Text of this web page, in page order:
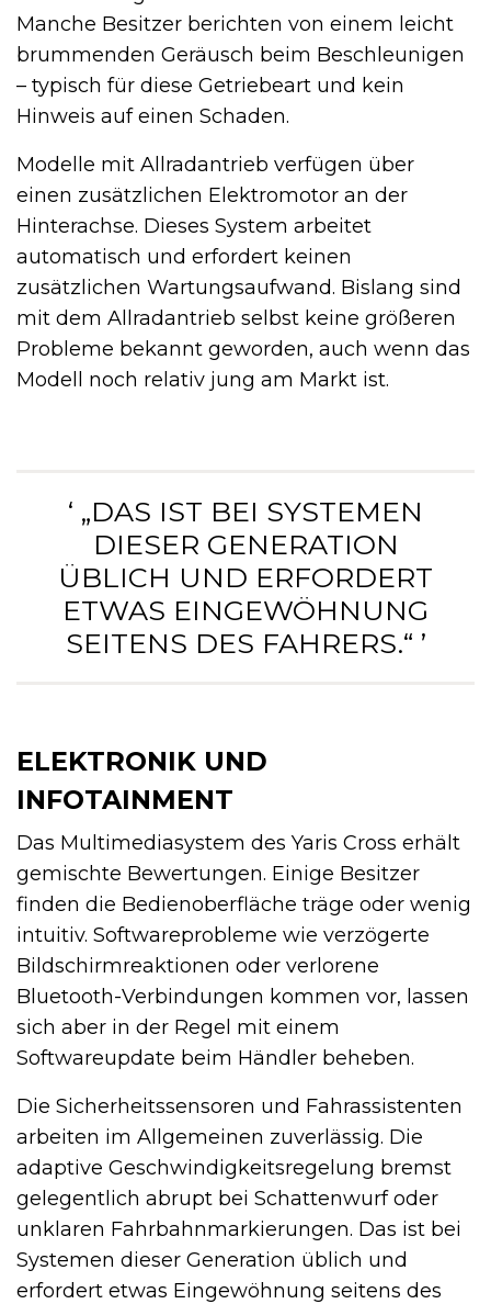
Manche Besitzer berichten von einem leicht
brummenden Geräusch beim Beschleunigen
– typisch für diese Getriebeart und kein
Hinweis auf einen Schaden.
Modelle mit Allradantrieb verfügen über
einen zusätzlichen Elektromotor an der
Hinterachse. Dieses System arbeitet
automatisch und erfordert keinen
zusätzlichen Wartungsaufwand. Bislang sind
mit dem Allradantrieb selbst keine größeren
Probleme bekannt geworden, auch wenn das
Modell noch relativ jung am Markt ist.
‘ „DAS IST BEI SYSTEMEN
DIESER GENERATION
ÜBLICH UND ERFORDERT
ETWAS EINGEWÖHNUNG
SEITENS DES FAHRERS.“ ’
ELEKTRONIK UND
INFOTAINMENT
Das Multimediasystem des Yaris Cross erhält
gemischte Bewertungen. Einige Besitzer
finden die Bedienoberfläche träge oder wenig
intuitiv. Softwareprobleme wie verzögerte
Bildschirmreaktionen oder verlorene
Bluetooth-Verbindungen kommen vor, lassen
sich aber in der Regel mit einem
Softwareupdate beim Händler beheben.
Die Sicherheitssensoren und Fahrassistenten
arbeiten im Allgemeinen zuverlässig. Die
adaptive Geschwindigkeitsregelung bremst
gelegentlich abrupt bei Schattenwurf oder
unklaren Fahrbahnmarkierungen. Das ist bei
Systemen dieser Generation üblich und
erfordert etwas Eingewöhnung seitens des